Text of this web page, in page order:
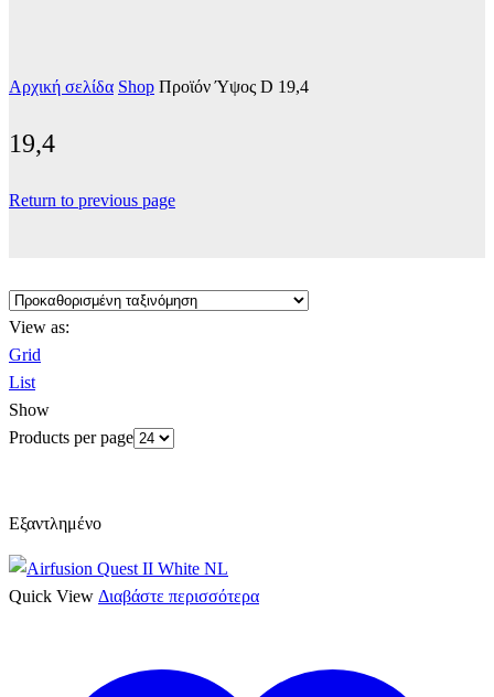
Αρχική σελίδα Shop Προϊόν Ύψος D 19,4
19,4
Return to previous page
View as:
Grid
List
Show
Products per page
Εξαντλημένο
Quick View Διαβάστε περισσότερα